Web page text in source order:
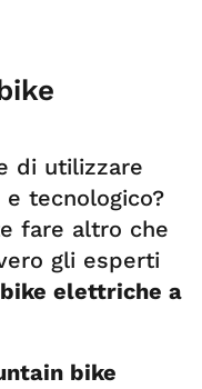
di utilizzare
tecnologico?
fare altro che
gli esperti
elettriche a
bike